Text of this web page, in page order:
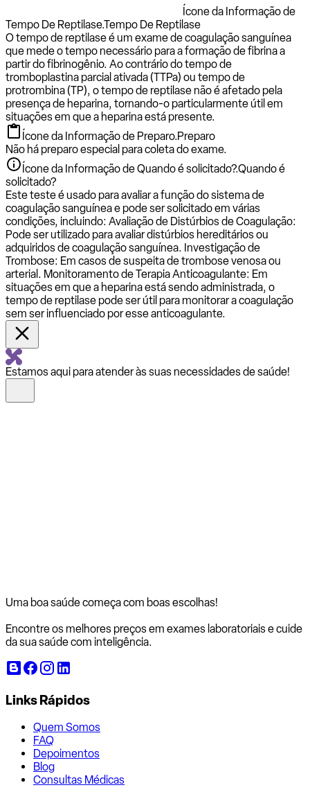
Ícone da Informação de
Tempo De Reptilase.Tempo De Reptilase
O tempo de reptilase é um exame de coagulação sanguínea
que mede o tempo necessário para a formação de fibrina a
partir do fibrinogênio. Ao contrário do tempo de
tromboplastina parcial ativada (TTPa) ou tempo de
protrombina (TP), o tempo de reptilase não é afetado pela
presença de heparina, tornando-o particularmente útil em
situações em que a heparina está presente.
Ícone da Informação de Preparo.Preparo
Não há preparo especial para coleta do exame.
Ícone da Informação de Quando é solicitado?.Quando é
solicitado?
Este teste é usado para avaliar a função do sistema de
coagulação sanguínea e pode ser solicitado em várias
condições, incluindo: Avaliação de Distúrbios de Coagulação:
Pode ser utilizado para avaliar distúrbios hereditários ou
adquiridos de coagulação sanguínea. Investigação de
Trombose: Em casos de suspeita de trombose venosa ou
arterial. Monitoramento de Terapia Anticoagulante: Em
situações em que a heparina está sendo administrada, o
tempo de reptilase pode ser útil para monitorar a coagulação
sem ser influenciado por esse anticoagulante.
Estamos aqui para atender às suas necessidades de saúde!
Uma boa saúde começa com boas escolhas!
Encontre os melhores preços em exames laboratoriais e cuide
da sua saúde com inteligência.
Links Rápidos
Quem Somos
FAQ
Depoimentos
Blog
Consultas Médicas